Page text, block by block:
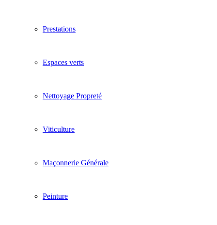
Prestations
Espaces verts
Nettoyage Propreté
Viticulture
Maçonnerie Générale
Peinture